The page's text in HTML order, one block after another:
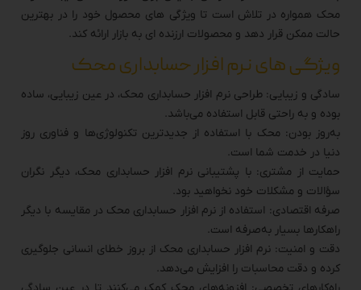
محک همواره در تلاش است تا ویژگی های محصول خود را در بهترین
حالت ممکن قرار دهد و محصولات ارزنده ای به بازار ارائه کند.
ویژگی های نرم افزار حسابداری محک
سادگی و زیبایی: طراحی نرم افزار حسابداری محک، در عین زیبایی، ساده
بوده و به راحتی قابل استفاده می‌باشد.
به‌روز بودن: محک با استفاده از جدیدترین تکنولوژی‌ها و فناوری‌ روز
دنیا در خدمت شما است.
حمایت از مشتری: با پشتیبانی نرم افزار حسابداری محک، دیگر نگران
سؤالات و مشکلات خود نخواهید بود.
صرفه اقتصادی: استفاده از نرم افزار حسابداری محک در مقایسه با دیگر
راهکارها بسیار به‌صرفه است.
دقت و امنیت: نرم افزار حسابداری محک از بروز خطای انسانی جلوگیری
کرده و دقت محاسبات را افزایش می‌دهد.